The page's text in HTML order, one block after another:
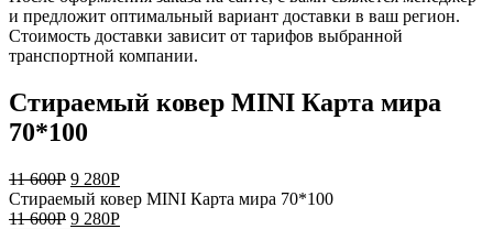
и предложит оптимальный вариант доставки в ваш регион.
Стоимость доставки зависит от тарифов выбранной
транспортной компании.
Стираемый ковер MINI Карта мира
70*100
11 600Р 9 280Р
Стираемый ковер MINI Карта мира 70*100
11 600Р 9 280Р